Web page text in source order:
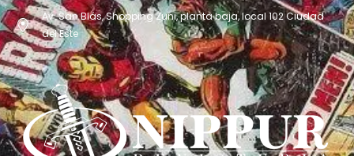
Av. San Blás, Shopping Zuni, planta baja, local 102 Ciudad
del Este